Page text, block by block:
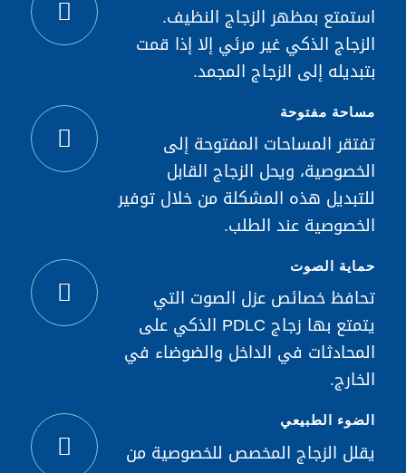
استمتع بمظهر الزجاج النظيف.
الزجاج الذكي غير مرئي إلا إذا قمت
بتبديله إلى الزجاج المجمد.
مساحة مفتوحة
تفتقر المساحات المفتوحة إلى
الخصوصية، ويحل الزجاج القابل
للتبديل هذه المشكلة من خلال توفير
الخصوصية عند الطلب.
حماية الصوت
تحافظ خصائص عزل الصوت التي
يتمتع بها زجاج PDLC الذكي على
المحادثات في الداخل والضوضاء في
الخارج.
الضوء الطبيعي
يقلل الزجاج المخصص للخصوصية من